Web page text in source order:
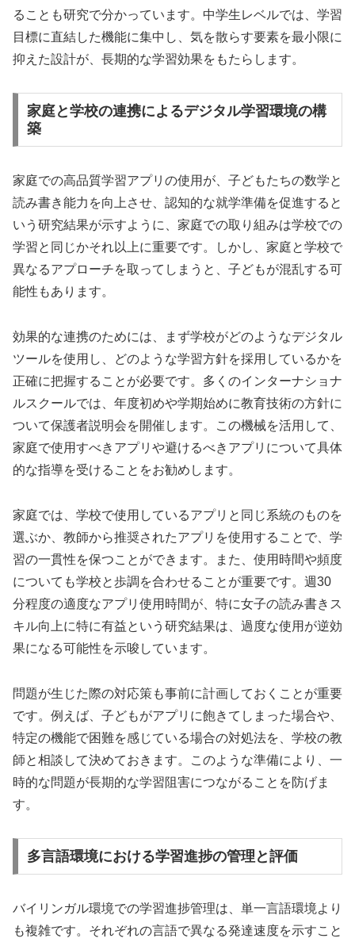
ることも研究で分かっています。中学生レベルでは、学習
目標に直結した機能に集中し、気を散らす要素を最小限に
抑えた設計が、長期的な学習効果をもたらします。
家庭と学校の連携によるデジタル学習環境の構
築
家庭での高品質学習アプリの使用が、子どもたちの数学と
読み書き能力を向上させ、認知的な就学準備を促進すると
いう研究結果が示すように、家庭での取り組みは学校での
学習と同じかそれ以上に重要です。しかし、家庭と学校で
異なるアプローチを取ってしまうと、子どもが混乱する可
能性もあります。
効果的な連携のためには、まず学校がどのようなデジタル
ツールを使用し、どのような学習方針を採用しているかを
正確に把握することが必要です。多くのインターナショナ
ルスクールでは、年度初めや学期始めに教育技術の方針に
ついて保護者説明会を開催します。この機械を活用して、
家庭で使用すべきアプリや避けるべきアプリについて具体
的な指導を受けることをお勧めします。
家庭では、学校で使用しているアプリと同じ系統のものを
選ぶか、教師から推奨されたアプリを使用することで、学
習の一貫性を保つことができます。また、使用時間や頻度
についても学校と歩調を合わせることが重要です。週30
分程度の適度なアプリ使用時間が、特に女子の読み書きス
キル向上に特に有益という研究結果は、過度な使用が逆効
果になる可能性を示唆しています。
問題が生じた際の対応策も事前に計画しておくことが重要
です。例えば、子どもがアプリに飽きてしまった場合や、
特定の機能で困難を感じている場合の対処法を、学校の教
師と相談して決めておきます。このような準備により、一
時的な問題が長期的な学習阻害につながることを防げま
す。
多言語環境における学習進捗の管理と評価
バイリンガル環境での学習進捗管理は、単一言語環境より
も複雑です。それぞれの言語で異なる発達速度を示すこと